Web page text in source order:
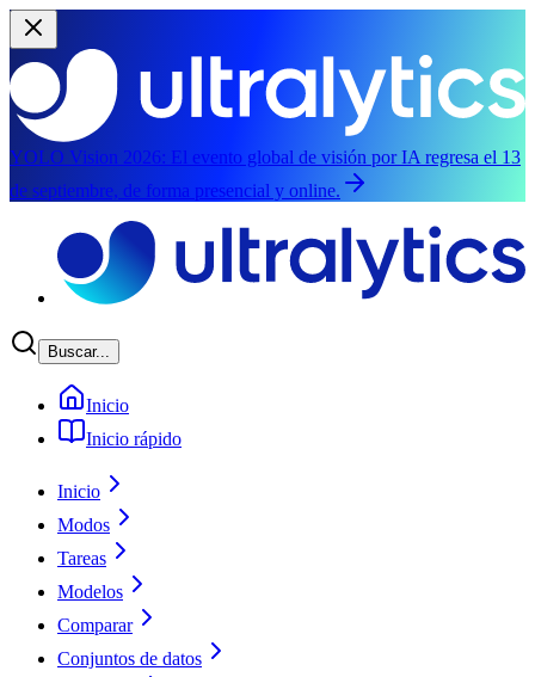
YOLO Vision 2026: El evento global de visión por IA regresa el 13
de septiembre, de forma presencial y online.
Buscar...
Inicio
Inicio rápido
Inicio
Modos
Tareas
Modelos
Comparar
Conjuntos de datos